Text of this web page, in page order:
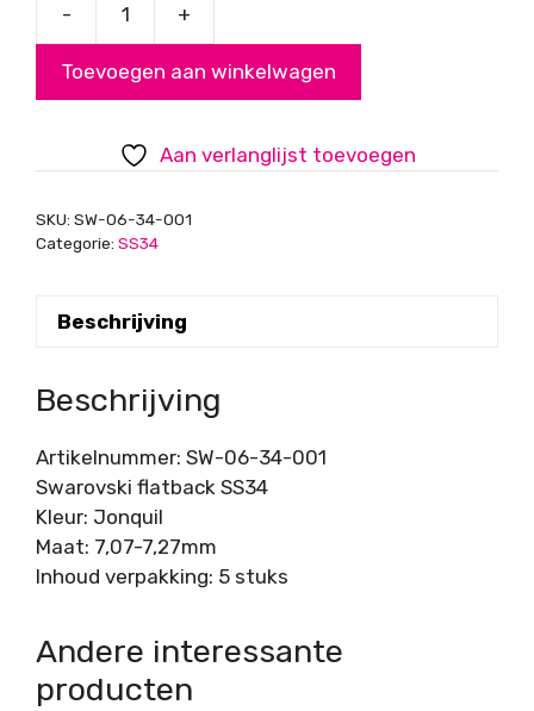
-
SS34
aantal
+
Toevoegen aan winkelwagen
Aan verlanglijst toevoegen
SKU: SW-06-34-001
Categorie: SS34
Beschrijving
Beschrijving
Artikelnummer: SW-06-34-001
Swarovski flatback SS34
Kleur: Jonquil
Maat: 7,07-7,27mm
Inhoud verpakking: 5 stuks
Andere interessante
producten